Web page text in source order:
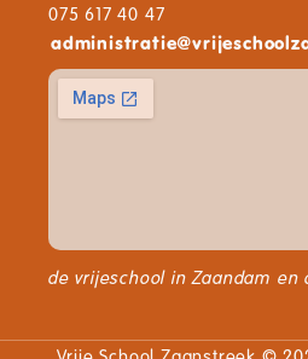
075 617 40 47
administratie@
de vrijeschool in Zaandam en